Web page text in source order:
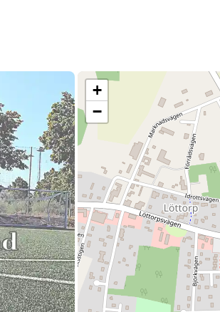
+
−